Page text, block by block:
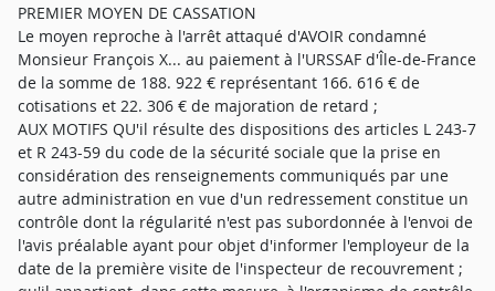
PREMIER MOYEN DE CASSATION
Le moyen reproche à l'arrêt attaqué d'AVOIR condamné
Monsieur François X... au paiement à l'URSSAF d'Île-de-France
de la somme de 188. 922 € représentant 166. 616 € de
cotisations et 22. 306 € de majoration de retard ;
AUX MOTIFS QU'il résulte des dispositions des articles L 243-7
et R 243-59 du code de la sécurité sociale que la prise en
considération des renseignements communiqués par une
autre administration en vue d'un redressement constitue un
contrôle dont la régularité n'est pas subordonnée à l'envoi de
l'avis préalable ayant pour objet d'informer l'employeur de la
date de la première visite de l'inspecteur de recouvrement ;